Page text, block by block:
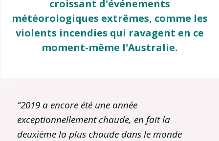
croissant d'événements
météorologiques extrêmes, comme les
violents incendies qui ravagent en ce
moment-même l'Australie.
“2019 a encore été une année
exceptionnellement chaude, en fait la
deuxième la plus chaude dans le monde